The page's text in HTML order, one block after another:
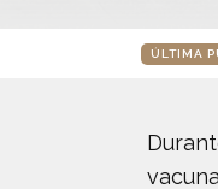
ÚLTIMA